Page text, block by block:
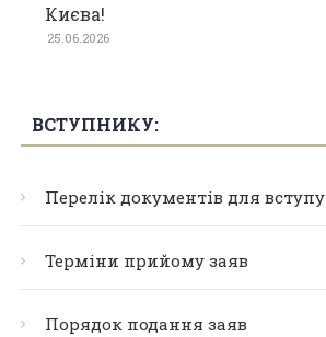
Києва!
25.06.2026
ВСТУПНИКУ:
Перелік документів для вступу
Терміни прийому заяв
Порядок подання заяв